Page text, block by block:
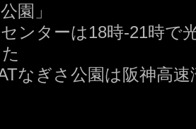
園」
ンターは18時-21時で
なぎさ公園は阪神高